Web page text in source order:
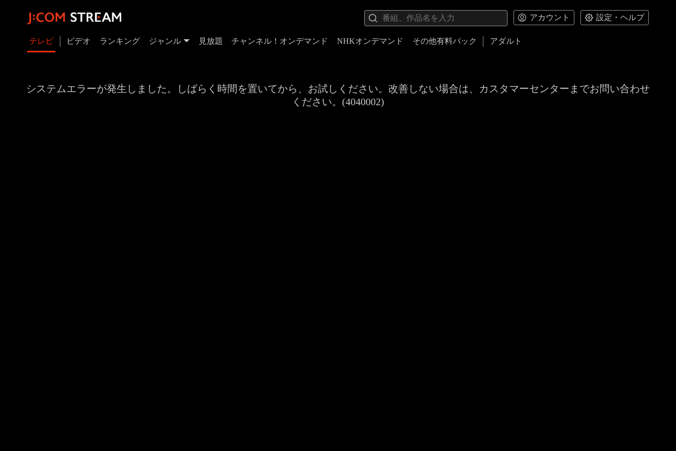
アカウント 設定・ヘルプ
テレビ ビデオ ランキング ジャンル 見放題 チャンネル！オンデマンド NHKオンデマンド その他有料パック アダルト
システムエラーが発生しました。しばらく時間を置いてから、お試しください。改善しない場合は、カスタマーセンターまでお問い合わせ
ください。(4040002)